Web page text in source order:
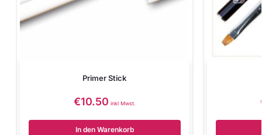
Primer Stick
€10.50 inkl Mwst.
In den Warenkorb